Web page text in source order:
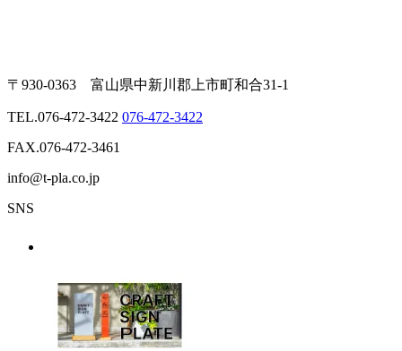
〒930-0363 富山県中新川郡上市町和合31-1
TEL.076-472-3422 076-472-3422
FAX.076-472-3461
info@t-pla.co.jp
SNS